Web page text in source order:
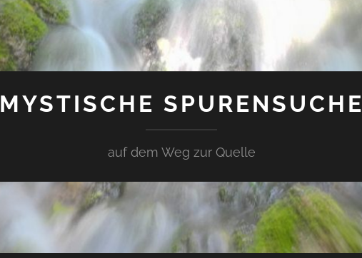
MYSTISCHE SPURENSUCHE
auf dem Weg zur Quelle